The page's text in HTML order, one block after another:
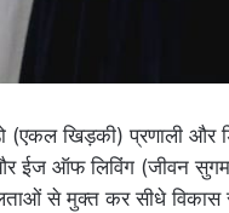
(एकल खिड़की) प्रणाली और
ऑफ लिविंग (जीवन
से मुक्त कर सीधे विकास